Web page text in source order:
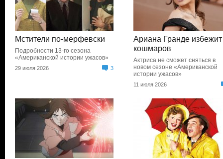
Мстители по-мерфевски
Подробности 13-го сезона
«Американской истории ужасов»
29 июля 2026 3
Ариана Гранде избежит
кошмаров
Актриса не сможет сняться в
новом сезоне «Американской
истории ужасов»
11 июля 2026